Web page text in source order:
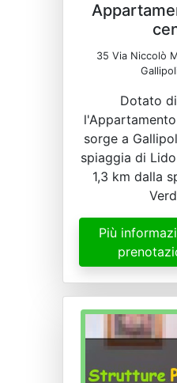
35 Via Niccolò
Dotato
sorge a
spiaggia di
1,3 km dalla
Più